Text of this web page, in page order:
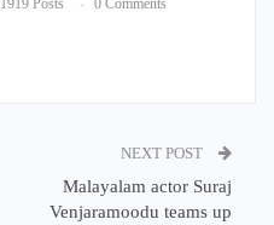
NEXT POST
Malayalam actor Suraj
Venjaramoodu teams up